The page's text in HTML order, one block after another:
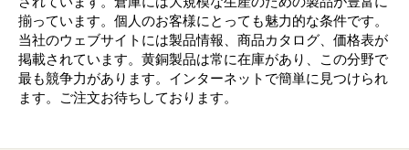
揃っています。個人のお客様にとっても魅力的な条件です。
当社のウェブサイトには製品情報、商品カタログ、価格表が
掲載されています。黄銅製品は常に在庫があり、この分野で
最も競争力があります。インターネットで簡単に見つけられ
ます。ご注文お待ちしております。